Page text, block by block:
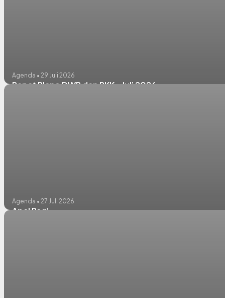
Agenda • 29 Juli 2026
Rapat Pleno DWP dan PKK - Juli 2026
Agenda • 27 Juli 2026
Apel Pagi